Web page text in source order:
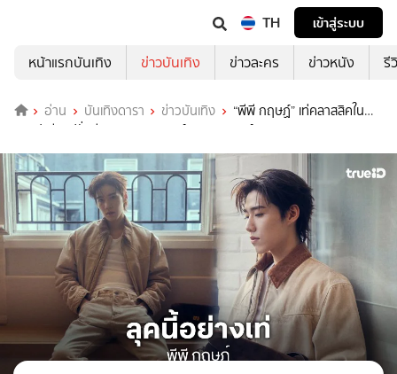
TH
เข้าสู่ระบบ
หน้าแรกบันเทิง
ข่าวบันเทิง ข่าวละคร ข่าวหนัง รี
อ่าน บันเทิงดารา ข่าวบันเทิง
“พีพี กฤษฏ์” เท่คลาสสิคใน
งานปารีสแฟชั่นวีค สมมงฯ แบรนด์แอมบาสเดอร์ของ “BALENCIAGA”